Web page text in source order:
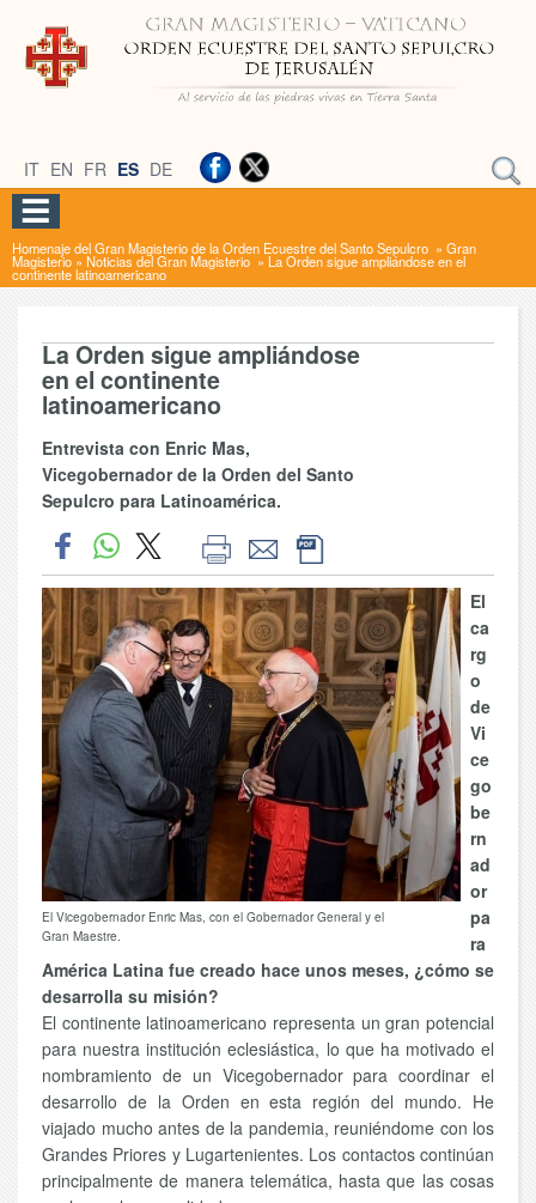
IT EN FR ES DE
Homenaje del Gran Magisterio de la Orden Ecuestre del Santo Sepulcro » Gran
Magisterio » Noticias del Gran Magisterio » La Orden sigue ampliándose en el
continente latinoamericano
La Orden sigue ampliándose
en el continente
latinoamericano
Entrevista con Enric Mas,
Vicegobernador de la Orden del Santo
Sepulcro para Latinoamérica.
El Vicegobernador Enric Mas, con el Gobernador General y el
Gran Maestre.
El
ca
rg
o
de
Vi
ce
go
be
rn
ad
or
pa
ra
América Latina fue creado hace unos meses, ¿cómo se
desarrolla su misión?
El continente latinoamericano representa un gran potencial
para nuestra institución eclesiástica, lo que ha motivado el
nombramiento de un Vicegobernador para coordinar el
desarrollo de la Orden en esta región del mundo. He
viajado mucho antes de la pandemia, reuniéndome con los
Grandes Priores y Lugartenientes. Los contactos continúan
principalmente de manera telemática, hasta que las cosas